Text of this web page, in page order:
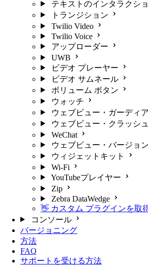
テキストのインタラクシ
トランジション
Twilio Video
Twilio Voice
アップローダー
UWB
ビデオ プレーヤー
ビデオ サムネール
ボリューム ボタン
ウォッチ
ウェブビュー・ガーディ
ウェブビュー・クラッシュ
WeChat
ウェブビュー・バージョ
ウィジェットキット
Wi-Fi
YouTubeプレイヤー
Zip
Zebra DataWedge
👋 カスタム プラグインを取
コンソール
バージョニング
方法
FAQ
サポートを受ける方法